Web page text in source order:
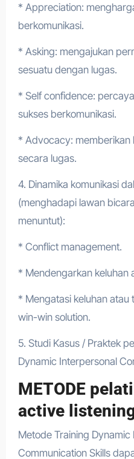
* Appreciation:
berkomunikasi.
* Asking: mengajukan
sesuatu dengan lugas.
* Self confidence:
sukses berkomunikasi.
* Advocacy: memberikan
secara lugas.
4. Dinamika komunikasi
(menghadapi lawan
menuntut):
* Conflict management.
* Mendengarkan keluhan
* Mengatasi keluhan atau
win-win solution.
5. Studi Kasus / Praktek
Dynamic Interpersonal
METODE
active
Metode Training Dynamic
Communication Skills